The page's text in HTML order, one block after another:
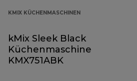
KMIX KÜCHENMASCHINEN
kMix Sleek Black
Küchenmaschine
KMX751ABK